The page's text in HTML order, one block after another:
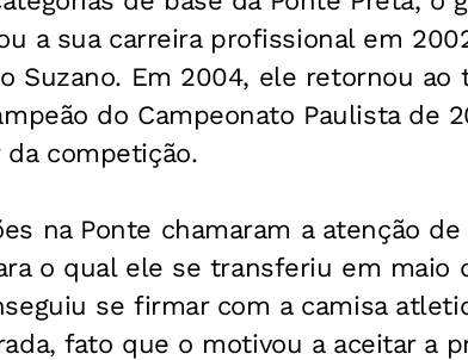
a sua carreira profissional em
Suzano. Em 2004, ele retornou ao
do Campeonato Paulista de
competição.
na Ponte chamaram a atenção
o qual ele se transferiu em maio
se firmar com a camisa
fato que o motivou a aceitar a